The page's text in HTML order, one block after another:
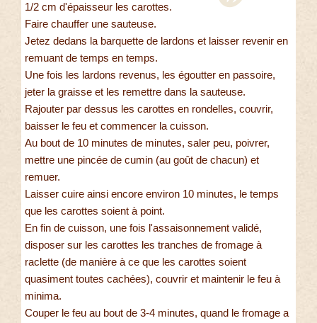
1/2 cm d'épaisseur les carottes.
Faire chauffer une sauteuse.
Jetez dedans la barquette de lardons et laisser revenir en
remuant de temps en temps.
Une fois les lardons revenus, les égoutter en passoire,
jeter la graisse et les remettre dans la sauteuse.
Rajouter par dessus les carottes en rondelles, couvrir,
baisser le feu et commencer la cuisson.
Au bout de 10 minutes de minutes, saler peu, poivrer,
mettre une pincée de cumin (au goût de chacun) et
remuer.
Laisser cuire ainsi encore environ 10 minutes, le temps
que les carottes soient à point.
En fin de cuisson, une fois l'assaisonnement validé,
disposer sur les carottes les tranches de fromage à
raclette (de manière à ce que les carottes soient
quasiment toutes cachées), couvrir et maintenir le feu à
minima.
Couper le feu au bout de 3-4 minutes, quand le fromage a